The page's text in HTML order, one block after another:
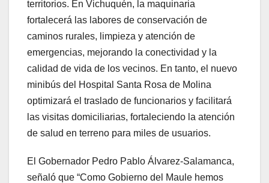
territorios. En Vichuquén, la maquinaria
fortalecerá las labores de conservación de
caminos rurales, limpieza y atención de
emergencias, mejorando la conectividad y la
calidad de vida de los vecinos. En tanto, el nuevo
minibús del Hospital Santa Rosa de Molina
optimizará el traslado de funcionarios y facilitará
las visitas domiciliarias, fortaleciendo la atención
de salud en terreno para miles de usuarios.
El Gobernador Pedro Pablo Álvarez-Salamanca,
señaló que “Como Gobierno del Maule hemos